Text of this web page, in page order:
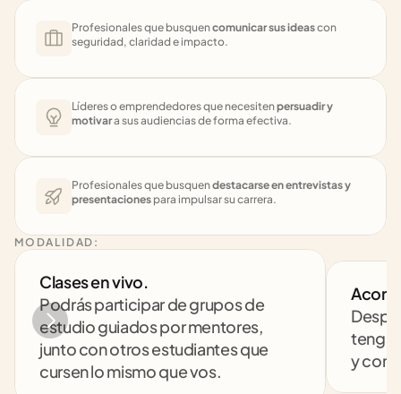
Profesionales que busquen comunicar sus ideas con
seguridad, claridad e impacto.
Líderes o emprendedores que necesiten persuadir y
motivar a sus audiencias de forma efectiva.
Profesionales que busquen destacarse en entrevistas y
presentaciones para impulsar su carrera.
MODALIDAD:
Clases en vivo.
Podrás participar de grupos de
estudio guiados por mentores,
junto con otros estudiantes que
cursen lo mismo que vos.
y